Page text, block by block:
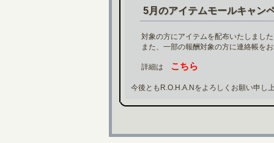
5月のアイテムモールキャン
対象の方にアイテムを配布いたしまし
また、一部の報酬対象の方に連絡帳を
詳細は こちら
今後ともR.O.H.A.Nをよろしくお願い申し